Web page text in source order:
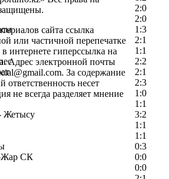
2:0
2:0
1:3
2:1
1:1
2:2
2:1
2:3
1:0
1:1
3:2
1:1
1:1
0:3
Жар СК
0:0
0:0
сайта ссылка
или частичной перепечатке
интернете гиперссылка на
Адрес электронной почты
За содержание
несет
не всегда разделяет мнение